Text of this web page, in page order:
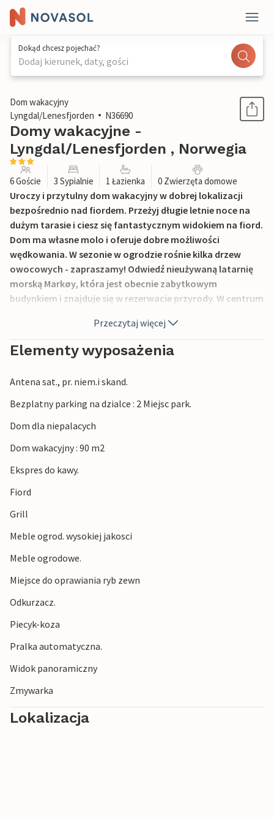
Dokąd chcesz pojechać?
Dodaj kierunek, daty, gości
1 / 16
Dom wakacyjny
Lyngdal/Lenesfjorden
N36690
Domy wakacyjne -
Lyngdal/Lenesfjorden , Norwegia
6 Goście 3 Sypialnie 1 Łazienka 0 Zwierzęta domowe
Uroczy i przytulny dom wakacyjny w dobrej lokalizacji
bezpośrednio nad fiordem. Przeżyj długie letnie noce na
dużym tarasie i ciesz się fantastycznym widokiem na fiord.
Dom ma własne molo i oferuje dobre możliwości
wędkowania. W sezonie w ogrodzie rośnie kilka drzew
owocowych - zapraszamy! Odwiedź nieużywaną latarnię
morską Markøy, która jest obecnie zabytkowym
budynkiem i znajduje się w rezerwacie przyrody. W centrum
się więcej o migracji ryb łososiowatych. Uwaga: schody na
przytulny strych są bardzo strome, a wysokość sufitu na
górze jest niska.
Przeczytaj więcej
Elementy wyposażenia
Antena sat., pr. niem.i skand.
Bezplatny parking na dzialce : 2 Miejsc park.
Dom dla niepalacych
Dom wakacyjny : 90 m2
Ekspres do kawy.
Fiord
Grill
Meble ogrod. wysokiej jakosci
Meble ogrodowe.
Miejsce do oprawiania ryb zewn
Odkurzacz.
Piecyk-koza
Pralka automatyczna.
Widok panoramiczny
Zmywarka
Lokalizacja